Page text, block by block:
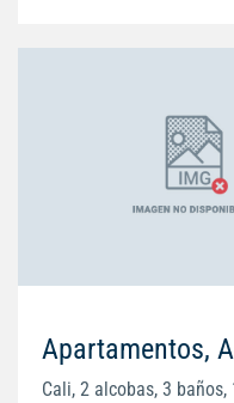
Apartamentos,
Cali, 2 alcobas, 3 baños,